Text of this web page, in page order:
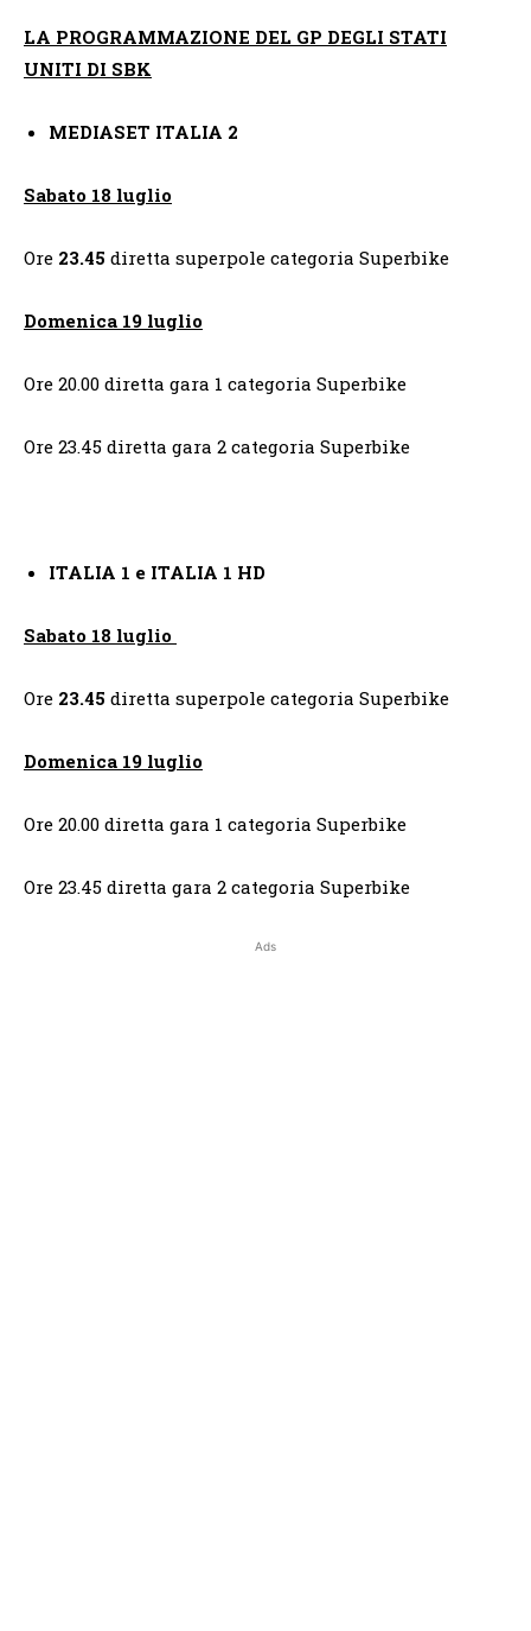
LA PROGRAMMAZIONE DEL GP DEGLI STATI
UNITI DI SBK
MEDIASET ITALIA 2
Sabato 18 luglio
Ore 23.45 diretta superpole categoria Superbike
Domenica 19 luglio
Ore 20.00 diretta gara 1 categoria Superbike
Ore 23.45 diretta gara 2 categoria Superbike
ITALIA 1 e ITALIA 1 HD
Sabato 18 luglio
Ore 23.45 diretta superpole categoria Superbike
Domenica 19 luglio
Ore 20.00 diretta gara 1 categoria Superbike
Ore 23.45 diretta gara 2 categoria Superbike
Ads